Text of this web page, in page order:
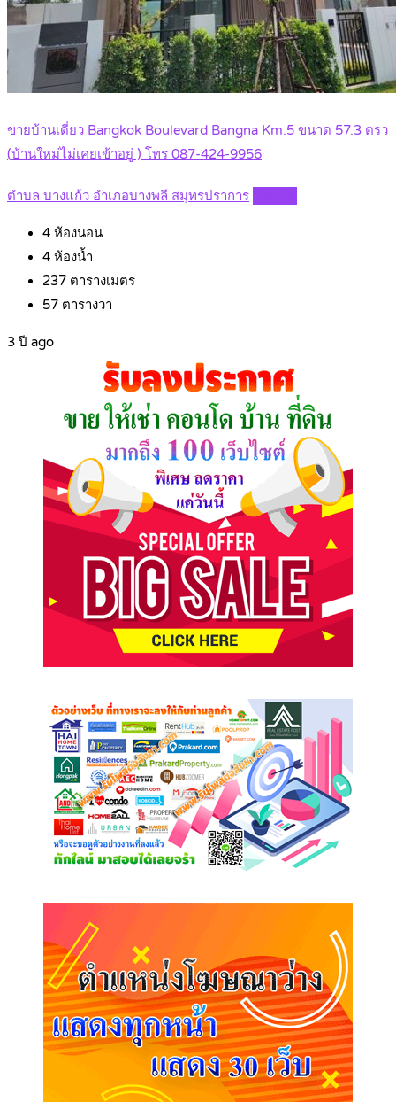
ขายบ้านเดี่ยว Bangkok Boulevard Bangna Km.5 ขนาด 57.3 ตรว
(บ้านใหม่ไม่เคยเข้าอยู่ ) โทร 087-424-9956
ตำบล บางแก้ว อำเภอบางพลี สมุทรปราการ
4 ห้องนอน
4 ห้องน้ำ
237 ตารางเมตร
57 ตารางวา
3 ปี ago